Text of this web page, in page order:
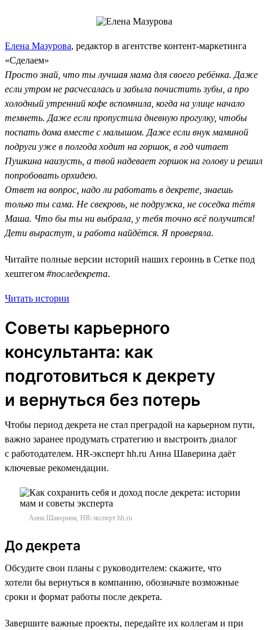
Елена Мазурова, редактор в агентстве контент-маркетинга
«Сделаем»
Просто знай, что ты лучшая мама для своего ребёнка. Даже
если утром не расчесалась и забыла почистить зубы, а про
холодный утренний кофе вспомнила, когда на улице начало
темнеть. Даже если пропустила дневную прогулку, чтобы
поспать дома вместе с малышом. Даже если внук маминой
подруги уже в полгода ходит на горшок, в год читает
Пушкина наизусть, а твой надевает горшок на голову и решил
попробовать орхидею.
Ответ на вопрос, надо ли работать в декрете, знаешь
только ты сама. Не свекровь, не подружка, не соседка тётя
Маша. Что бы ты ни выбрала, у тебя точно всё получится!
Дети вырастут, и работа найдётся. Я проверяла.
Читайте полные версии историй наших героинь в Сетке под
хештегом #последекрета.
Читать истории
Советы карьерного
консультанта: как
подготовиться к декрету
и вернуться без потерь
Чтобы период декрета не стал преградой на карьерном пути,
важно заранее продумать стратегию и выстроить диалог
с работодателем. HR-эксперт hh.ru Анна Шаверина даёт
ключевые рекомендации.
Анна Шаверина, HR-эксперт hh.ru
До декрета
Обсудите свои планы с руководителем: скажите, что
хотели бы вернуться в компанию, обозначьте возможные
сроки и формат работы после декрета.
Завершите важные проекты, передайте их коллегам и при